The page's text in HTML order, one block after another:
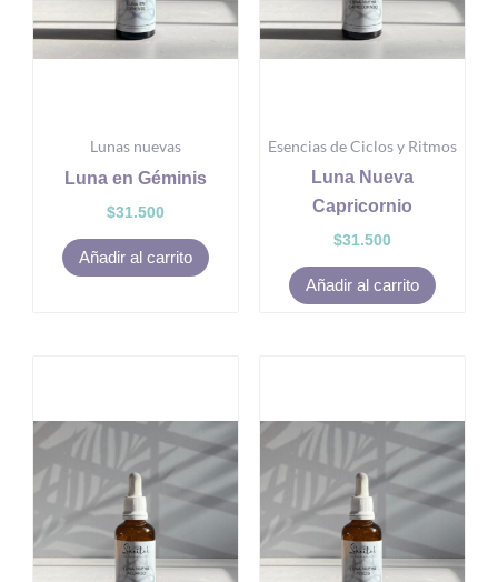
Lunas nuevas
Luna en Géminis
$31.500
Añadir al carrito
Esencias de Ciclos y Ritmos
Luna Nueva
Capricornio
$31.500
Añadir al carrito